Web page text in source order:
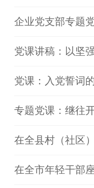
企业党支部专题
党课讲稿：以坚
党课：入党誓词的
专题党课：继往
在全县村（社区
在全市年轻干部